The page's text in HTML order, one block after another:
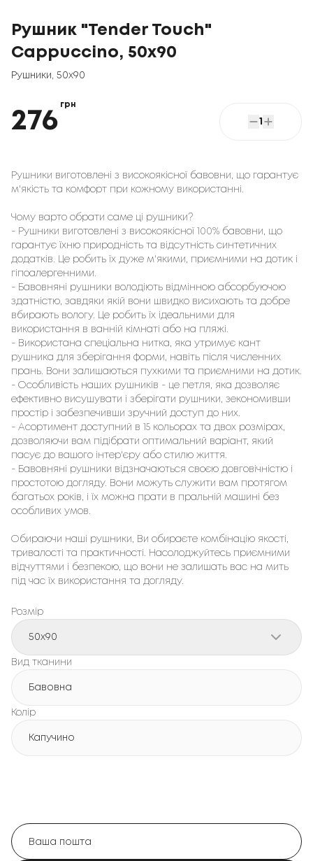
Рушник "Tender Touch"
Cappuccino, 50x90
Рушники 50x90
276
грн
1
Рушники виготовлені з високоякісної бавовни, що гарантує
м'якість та комфорт при кожному використанні.
Чому варто обрати саме ці рушники?
- Рушники виготовлені з високоякісної 100% бавовни, що
гарантує їхню природність та відсутність синтетичних
додатків. Це робить їх дуже м'якими, приємними на дотик і
гіпоалергенними.
- Бавовняні рушники володіють відмінною абсорбуючою
здатністю, завдяки якій вони швидко висихають та добре
вбирають вологу. Це робить їх ідеальними для
використання в ванній кімнаті або на пляжі.
- Використана спеціальна нитка, яка утримує кант
рушника для зберігання форми, навіть після численних
прань. Вони залишаються пухкими та приємними на дотик.
- Особливість наших рушників - це петля, яка дозволяє
ефективно висушувати і зберігати рушники, зекономивши
простір і забезпечивши зручний доступ до них.
- Асортимент доступний в 15 кольорах та двох розмірах,
дозволяючи вам підібрати оптимальний варіант, який
пасує до вашого інтер'єру або стилю життя.
- Бавовняні рушники відзначаються своєю довговічністю і
простотою догляду. Вони можуть служити вам протягом
багатьох років, і їх можна прати в пральній машині без
особливих умов.
Обираючи наші рушники, Ви обираєте комбінацію якості,
тривалості та практичності. Насолоджуйтесь приємними
відчуттями і безпекою, що вони не залишать вас на мить
під час їх використання та догляду.
Розмір
50x90
Вид тканини
Бавовна
Колір
Капучино